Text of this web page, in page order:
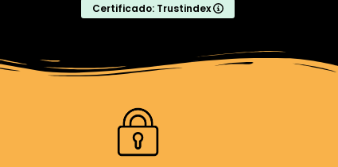
Certificado: Trustindex